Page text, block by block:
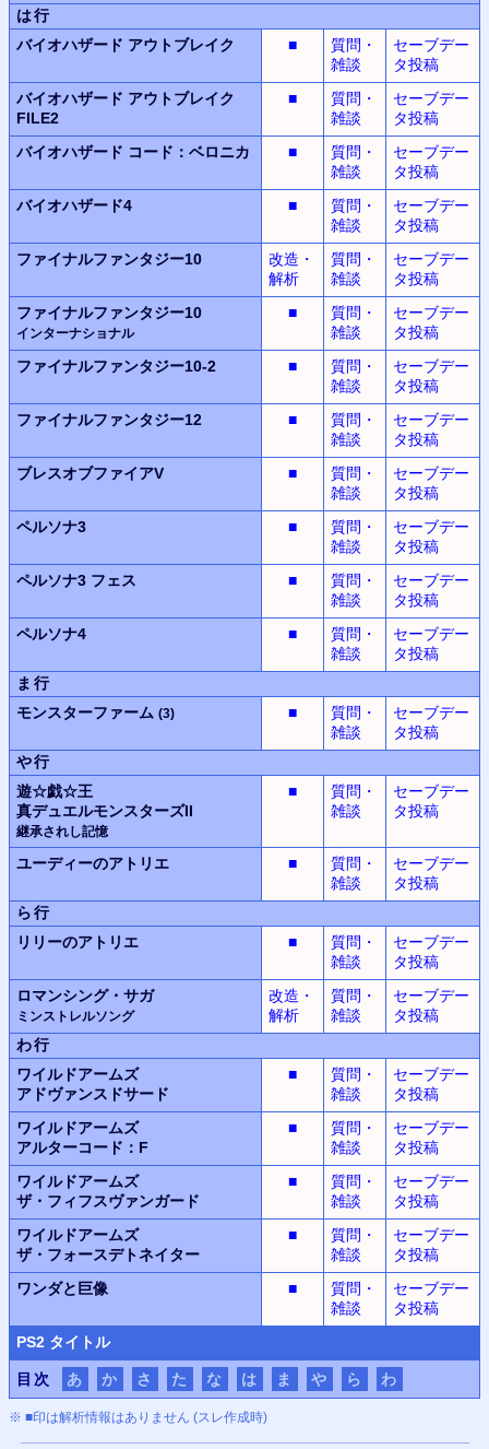
は行
バイオハザード アウトブレイク ■
質問・
雑談
セーブデー
タ投稿
バイオハザード アウトブレイク
FILE2
■
質問・
雑談
セーブデー
タ投稿
バイオハザード コード：ベロニカ ■
質問・
雑談
セーブデー
タ投稿
バイオハザード4
■
質問・
雑談
セーブデー
タ投稿
ファイナルファンタジー10
改造・
解析
質問・
雑談
セーブデー
タ投稿
ファイナルファンタジー10
インターナショナル
■
質問・
雑談
セーブデー
タ投稿
ファイナルファンタジー10-2
■
質問・
雑談
セーブデー
タ投稿
ファイナルファンタジー12
■
質問・
雑談
セーブデー
タ投稿
ブレスオブファイアV
■
質問・
雑談
セーブデー
タ投稿
ペルソナ3
■
質問・
雑談
セーブデー
タ投稿
ペルソナ3 フェス ■
質問・
雑談
セーブデー
タ投稿
ペルソナ4
■
質問・
雑談
セーブデー
タ投稿
ま行
モンスターファーム (3) ■
質問・
雑談
セーブデー
タ投稿
や行
遊☆戯☆王
真デュエルモンスターズII
継承されし記憶
■
質問・
雑談
セーブデー
タ投稿
ユーディーのアトリエ ■
質問・
雑談
セーブデー
タ投稿
ら行
リリーのアトリエ
■
質問・
雑談
セーブデー
タ投稿
ロマンシング・サガ
ミンストレルソング
改造・
解析
質問・
雑談
セーブデー
タ投稿
わ行
ワイルドアームズ
アドヴァンスドサード
■
質問・
雑談
セーブデー
タ投稿
ワイルドアームズ
アルターコード：F
■
質問・
雑談
セーブデー
タ投稿
ワイルドアームズ
ザ・フィフスヴァンガード
■
質問・
雑談
セーブデー
タ投稿
ワイルドアームズ
ザ・フォースデトネイター
■
質問・
雑談
セーブデー
タ投稿
ワンダと巨像
■
質問・
雑談
セーブデー
タ投稿
PS2 タイトル
目次 あ か さ た な は ま や ら わ
※ ■印は解析情報はありません (スレ作成時)